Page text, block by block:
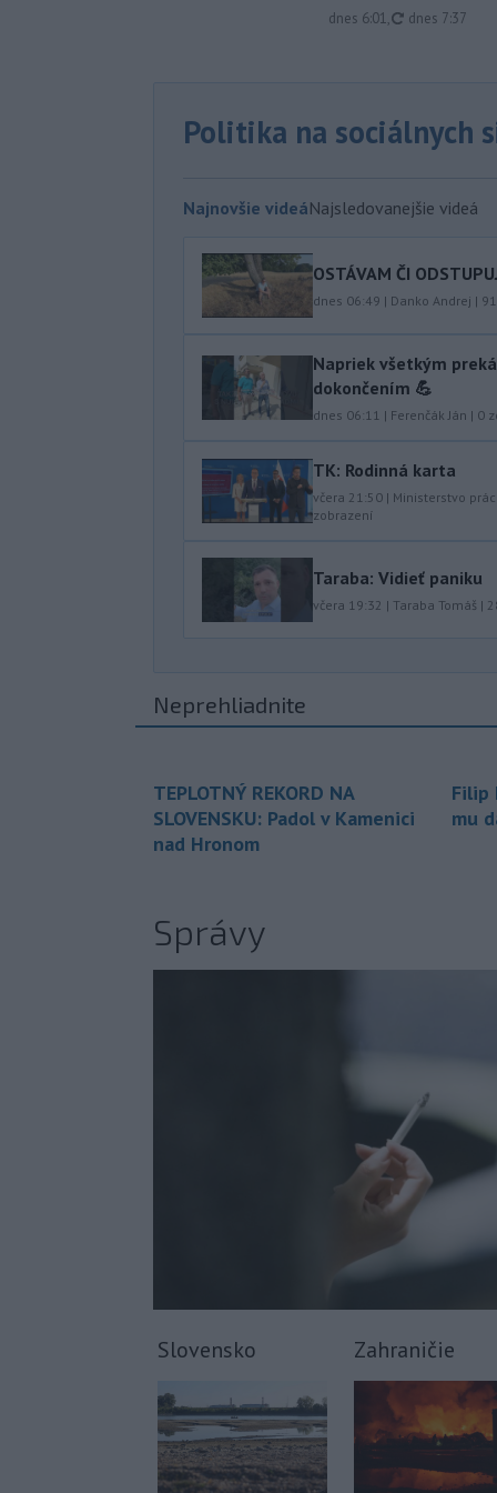
dnes 6:01, aktualizované
dnes 7:37
Politika na sociálnych
Najnovšie videáNajsledovanejšie videá
OSTÁVAM ČI
dnes 06:49 | Danko Andrej | 91
Napriek všetkým
dokončením 💪
dnes 06:11 | Ferenčák Ján | 0
TK: Rodinná karta
včera 21:50 | Ministerstvo
zobrazení
Taraba: Vidieť paniku
včera 19:32 | Taraba Tomáš |
Neprehliadnite
TEPLOTNÝ REKORD NA
SLOVENSKU: Padol v Kamenici
nad Hronom
Filip
mu
Správy
Slovensko Zahraničie